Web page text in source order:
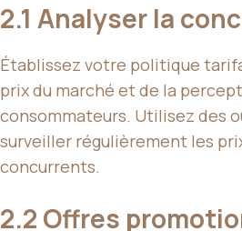
2.1 Analyser la
Établissez votre politique
prix du marché et de la
consommateurs. Utilisez des
surveiller régulièrement les
concurrents.
2.2 Offres